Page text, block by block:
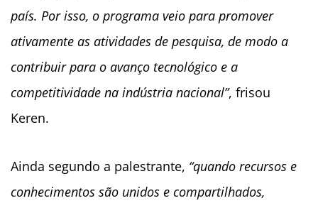
país. Por isso, o programa veio para promover
ativamente as atividades de pesquisa, de modo a
contribuir para o avanço tecnológico e a
competitividade na indústria nacional”, frisou
Keren.
Ainda segundo a palestrante, “quando recursos e
conhecimentos são unidos e compartilhados,